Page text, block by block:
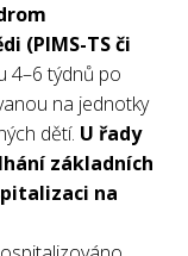
(PIMS-TS či
4–6 týdnů po
na jednotky
dětí. U řady
základních
na